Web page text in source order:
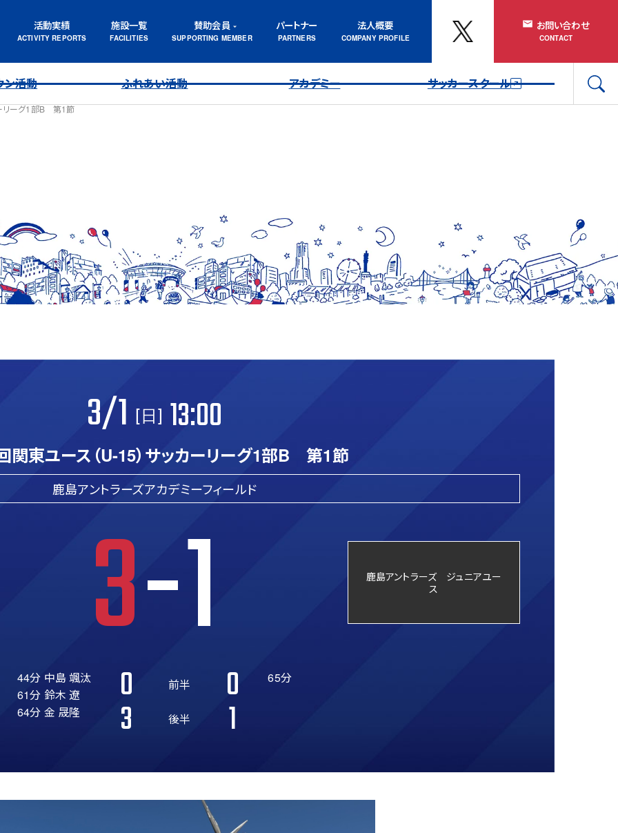
活動実績 施設一覧 賛助会員 パートナー 法人概要 お問い合わせ
ン活動 ふれあい活動 アカデミー サッカースクール
リーグ1部B 第1節
3/1 [日] 13:00
関東ユース（U-15）サッカーリーグ1部B 第1節
鹿島アントラーズアカデミーフィールド
3-1
鹿島アントラーズ ジュニアユー
ス
44分 中島 颯汰
61分 鈴木 遼
64分 金 晟隆
0 前半 0
3 後半 1
65分